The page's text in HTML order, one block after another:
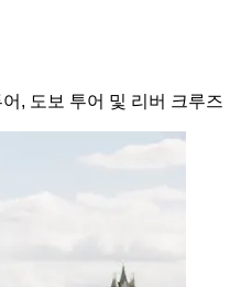
, 도보 투어 및 리버 크루즈